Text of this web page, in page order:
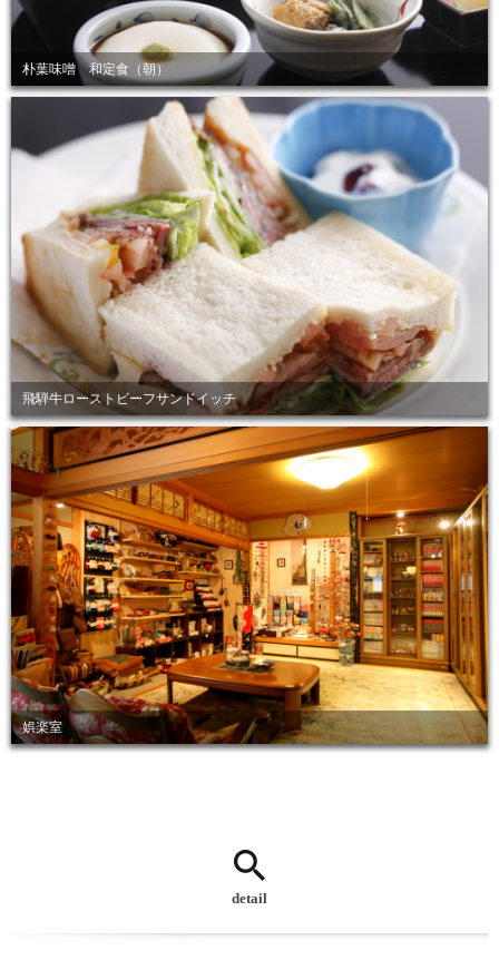
朴葉味噌 和定食（朝）
飛騨牛ローストビーフサンドイッチ
娯楽室
detail